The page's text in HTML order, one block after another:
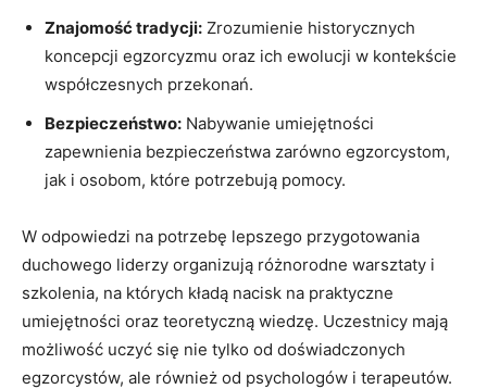
Znajomość ⁤tradycji: Zrozumienie ‍historycznych
koncepcji egzorcyzmu oraz​ ich ewolucji⁣ w kontekście⁢
współczesnych przekonań.
Bezpieczeństwo: Nabywanie umiejętności
zapewnienia bezpieczeństwa zarówno egzorcystom,
⁣jak i osobom, które⁤ potrzebują⁤ pomocy.
W odpowiedzi⁣ na potrzebę ​lepszego przygotowania
duchowego liderzy organizują różnorodne warsztaty i​
szkolenia, na których kładą⁢ nacisk na praktyczne ​
umiejętności oraz teoretyczną wiedzę. Uczestnicy mają
możliwość uczyć⁢ się nie tylko od doświadczonych
egzorcystów,‌ ale również od psychologów ‍i‌ terapeutów.